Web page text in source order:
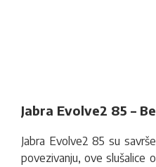
Jabra Evolve2 85 –
Jabra Evolve2 85 su
povezivanju, ove slušalice